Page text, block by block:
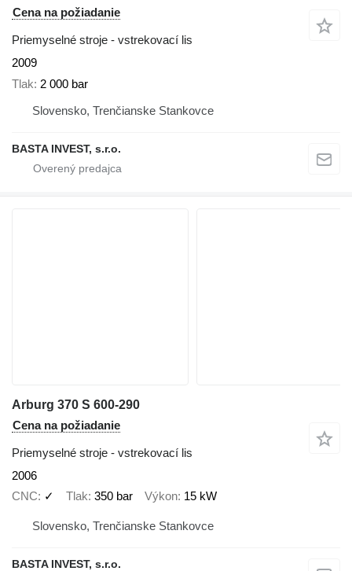
Cena na požiadanie
Priemyselné stroje - vstrekovací lis
2009
Tlak 2 000 bar
Slovensko, Trenčianske Stankovce
BASTA INVEST, s.r.o.
Arburg 370 S 600-290
Cena na požiadanie
Priemyselné stroje - vstrekovací lis
2006
CNC
✓ Tlak 350 bar Výkon 15 kW
Slovensko, Trenčianske Stankovce
BASTA INVEST, s.r.o.